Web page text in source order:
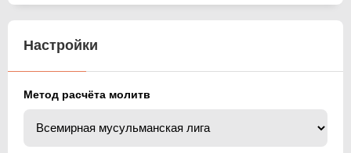
Настройки
Метод расчёта молитв